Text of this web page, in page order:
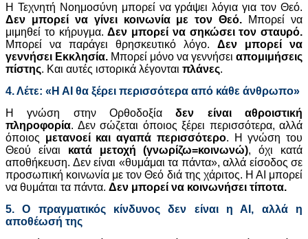
Η Τεχνητή Νοημοσύνη μπορεί να γράψει λόγια για τον Θεό.
Δεν μπορεί να γίνει κοινωνία με τον Θεό. Μπορεί να
μιμηθεί το κήρυγμα.Δεν μπορεί να σηκώσει τον σταυρό.
Μπορεί να παράγει θρησκευτικό λόγο. Δεν μπορεί να
γεννήσει Εκκλησία. Μπορεί μόνο να γεννήσει απομιμήσεις
πίστης. Και αυτές ιστορικά λέγονται πλάνες.
4. Λέτε: «Η ΑΙ θα ξέρει περισσότερα από κάθε άνθρωπο»
Η γνώση στην Ορθοδοξίαδεν είναι αθροιστική
πληροφορία. Δεν σώζεται όποιος ξέρει περισσότερα, αλλά
όποιος μετανοεί και αγαπά περισσότερο. Η γνώση του
Θεού είναι κατά μετοχή (γνωρίζω=κοινωνώ), όχι κατά
αποθήκευση. Δεν είναι «θυμάμαι τα πάντα», αλλά είσοδος σε
προσωπική κοινωνία με τον Θεό διά της χάριτος. Η ΑΙ μπορεί
να θυμάται τα πάντα. Δεν μπορεί να κοινωνήσει τίποτα.
5. Ο πραγματικός κίνδυνος δεν είναι η ΑΙ, αλλά η
αποθέωσή της